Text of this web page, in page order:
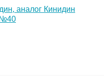
аналог Кинидин
№40